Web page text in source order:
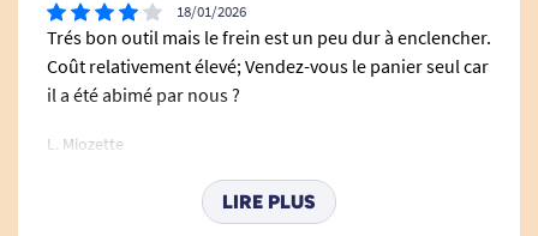
18/01/2026
Trés bon outil mais le frein est un peu dur à enclencher.
Coût relativement élevé; Vendez-vous le panier seul car
il a été abimé par nous ?
L. Miozette
21/12/2025
LIRE PLUS